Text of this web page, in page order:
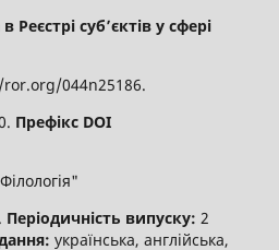
Реєстрі суб’єктів у сфері
044n25186.
Префікс DOI
Періодичність випуску: 2
українська, англійська,